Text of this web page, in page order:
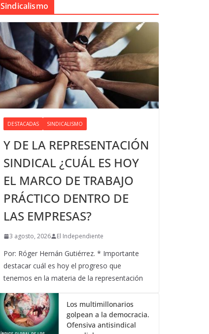
Sindicalismo
DESTACADAS SINDICALISMO
Y DE LA REPRESENTACIÓN
SINDICAL ¿CUÁL ES HOY
EL MARCO DE TRABAJO
PRÁCTICO DENTRO DE
LAS EMPRESAS?
3 agosto, 2026 El Independiente
Por: Róger Hernán Gutiérrez. * Importante
destacar cuál es hoy el progreso que
tenemos en la materia de la representación
Los multimillonarios
golpean a la democracia.
Ofensiva antisindical